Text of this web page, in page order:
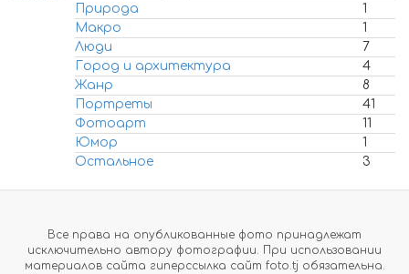
Природа
1
Макро
1
Люди
7
Город и архитектура
4
Жанр
8
Портреты
41
Фотоарт
11
Юмор
1
Остальное
3
Все права на опубликованные фото принадлежат
исключительно автору фотографии. При использовании
материалов сайта гиперссылка сайт foto.tj обязательна.